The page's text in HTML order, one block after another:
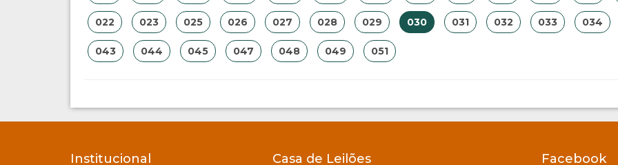
022 023 025 026 027 028 029 030 031 032 033 034
043 044 045 047 048 049 051
Institucional Casa de Leilões Facebook